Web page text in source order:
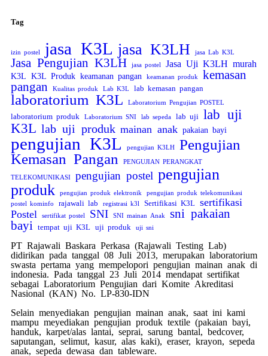
Tag
izin postel jasa K3L jasa K3LH jasa Lab K3L
Jasa Pengujian K3LH jasa postel Jasa Uji K3LH murah
K3L K3L Produk keamanan pangan keamanan produk
kemasan
pangan
Kualitas produk Lab K3L lab kemasan pangan
laboratorium K3L Laboratorium Pengujian POSTEL
laboratorium produk Laboratorium SNI lab sepeda lab uji
lab uji
K3L
lab uji produk mainan anak pakaian bayi
pengujian K3L pengujian K3LH
Pengujian
Kemasan Pangan
PENGUJIAN PERANGKAT
TELEKOMUNIKASI pengujian postel pengujian
produk
pengujian produk elektronik
pengujian produk telekomunikasi
postel kominfo
rajawali lab registrasi k3l Sertifikasi K3L
sertifikasi
Postel
sertifikat postel SNI SNI mainan Anak
sni pakaian
bayi
tempat uji K3L uji produk uji sni
PT Rajawali Baskara Perkasa (Rajawali Testing Lab)
didirikan pada tanggal 08 Juli 2013, merupakan laboratorium
swasta pertama yang mempelopori pengujian mainan anak di
indonesia. Pada tanggal 23 Juli 2014 mendapat sertifikat
sebagai Laboratorium Pengujian dari Komite Akreditasi
Nasional (KAN) No. LP-830-IDN
Selain menyediakan pengujian mainan anak, saat ini kami
mampu meyediakan pengujian produk textile (pakaian bayi,
handuk, karpet/alas lantai, seprai, sarung bantal, bedcover,
saputangan, selimut, kasur, alas kaki), eraser, krayon, sepeda
anak, sepeda dewasa dan tableware.